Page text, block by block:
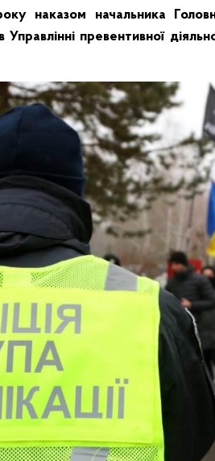
наказом начальника
Управлінні превентивної